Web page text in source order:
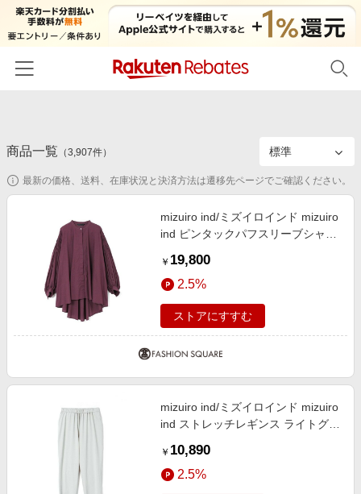
カテゴリー一覧
百貨店・総合ECモール
食品・スイーツ・お酒
日用品・キッチン用品
コスメ・健康・医薬品
キッズ・ベビー用品
インテリア・寝具
ペット・花・DIY・車
旅行・レジャー・ホテル予約
イベント一覧
リーベイツ注目ストア
初回購入者限定特典
対象ストア新規限定特典
新着ストアのご紹介
楽天サービス特集
わくわく夏特集
とことん買い物チャレンジ
Apple公式サイト×楽天カード分割払い
ヘルプ
友達紹介
楽天IDでログイン/会員登録
商品一覧 （3,907件）
最新の価格、送料、在庫状況と決済方法は遷移先ページでご確認ください。
mizuiro ind/ミズイロインド mizuiro
ind ピンタックパフスリーブシャツ
￥ 19,800
2.5%
ストアにすすむ
mizuiro ind/ミズイロインド mizuiro
ind ストレッチレギンス ライトグレ
￥ 10,890
2.5%